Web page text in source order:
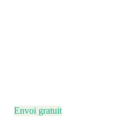
Envoi gratuit